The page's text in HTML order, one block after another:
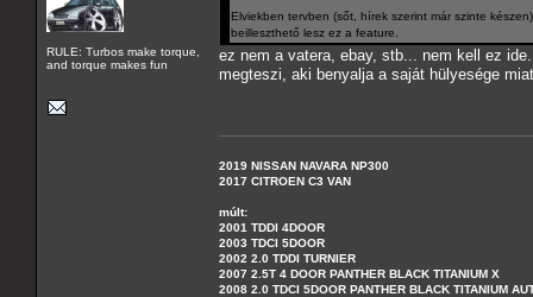
RULE: Turbos make torque,
and torque makes fun
Elviekben tervben (sőt, hírek szerint már szinte
beilleszthető lesz ez a feature.
ez nem a vatera, ebay, stb... nem kell ez
megteszi, aki benyalja a saját hülyesége
2019 NISSAN NAVARA NP300
2017 CITROEN C3 VAN
múlt:
2001 TDDI 4DOOR
2003 TDCI 5DOOR
2002 2.0 TDDI TURNIER
2007 2.5T 4 DOOR PANTHER BLACK TITANIUM X
2008 2.0 TDCI 5DOOR PANTHER BLACK TITANIUM